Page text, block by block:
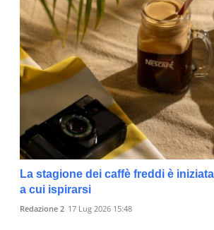
La stagione dei caffè freddi è
a cui ispirarsi
Redazione 2 17 Lug 2026 15:48